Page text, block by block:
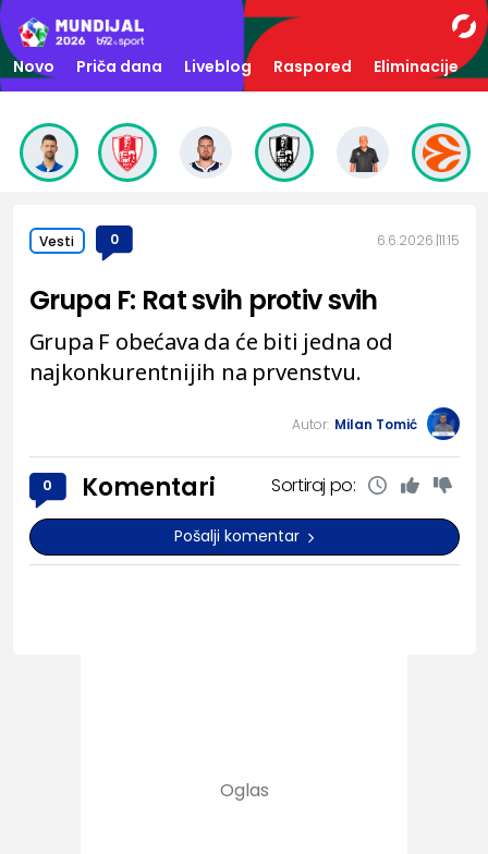
Novo Priča dana Liveblog Raspored Eliminacije
Vesti 0 6.6.2026. 11:15
Grupa F: Rat svih protiv svih
Grupa F obećava da će biti jedna od
najkonkurentnijih na prvenstvu.
Autor: Milan Tomić
0 Komentari Sortiraj po:
Pošalji komentar